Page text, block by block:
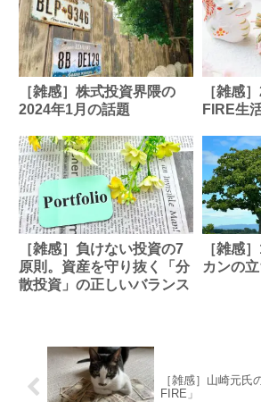
［雑感］株式投資界隈の
2024年1月の話題
［雑感
FIRE生
［雑感］負けない投資の7
原則。資産を守り抜く「分
散投資」の正しいバランス
［雑感
カンの
［雑感］山崎元氏
FIRE」